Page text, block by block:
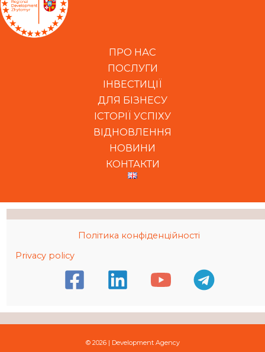
ПРО НАС
ПОСЛУГИ
ІНВЕСТИЦІЇ
ДЛЯ БІЗНЕСУ
ІСТОРІЇ УСПІХУ
ВІДНОВЛЕННЯ
НОВИНИ
КОНТАКТИ
Політика конфіденційності
Privacy policy
© 2026 | Development Agency